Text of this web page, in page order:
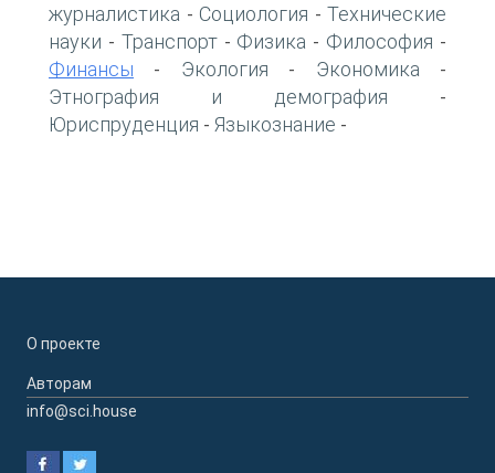
журналистика - Социология - Технические
науки - Транспорт- Физика - Философия -
Финансы - Экология - Экономика -
Этнография и демография -
Юриспруденция - Языкознание -
О проекте
Авторам
info@sci.house